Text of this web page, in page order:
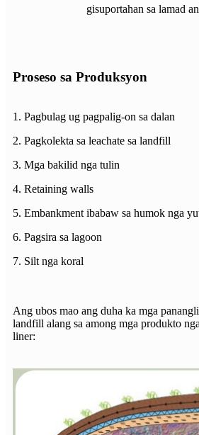
gisuportahan sa lamad
Proseso sa Produksyon
1. Pagbulag ug pagpalig-on sa dalan
2. Pagkolekta sa leachate sa landfill
3. Mga bakilid nga tulin
4. Retaining walls
5. Embankment ibabaw sa humok nga
6. Pagsira sa lagoon
7. Silt nga koral
Ang ubos mao ang duha ka mga
landfill alang sa among mga produkto
liner: